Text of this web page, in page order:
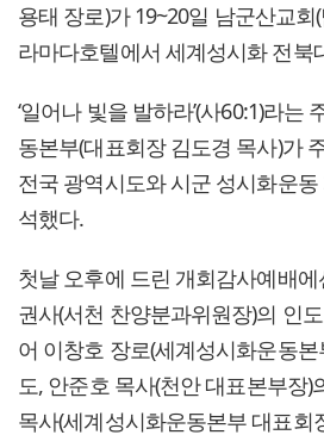
용태 장로)가 19~20일 남군산교
라마다호텔에서 세계성시화 전북
‘일어나 빛을 발하라’(사60:1)라는
동본부(대표회장 김도경 목사)가
전국 광역시도와 시군 성시화운
석했다.
첫날 오후에 드린 개회감사예배
권사(서천 찬양분과위원장)의 인
어 이창호 장로(세계성시화운동
도, 안준호 목사(천안 대표본부장)
목사(세계성시화운동본부 대표회